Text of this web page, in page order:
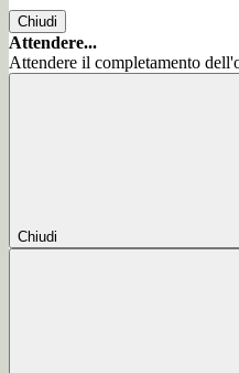
Chiudi
Attendere...
Attendere il completamento
Chiudi